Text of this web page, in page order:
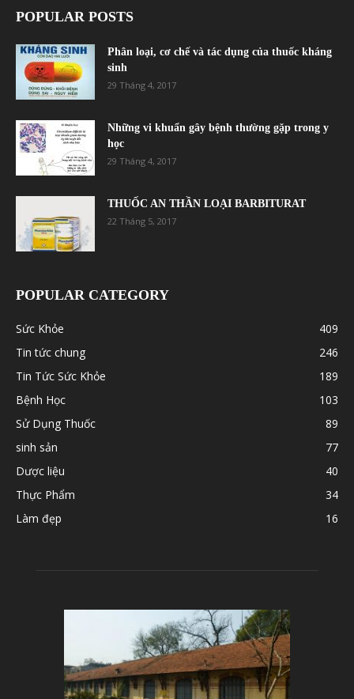
POPULAR POSTS
Phân loại, cơ chế và tác dụng của thuốc kháng
sinh
29 Tháng 4, 2017
Những vi khuẩn gây bệnh thường gặp trong y
học
29 Tháng 4, 2017
THUỐC AN THẦN LOẠI BARBITURAT
22 Tháng 5, 2017
POPULAR CATEGORY
Sức Khỏe
409
Tin tức chung
246
Tin Tức Sức Khỏe
189
Bệnh Học
103
Sử Dụng Thuốc
89
sinh sản
77
Dược liệu
40
Thực Phẩm
34
Làm đẹp
16